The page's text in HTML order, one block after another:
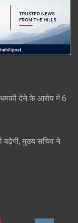
धमकी देने के आरोप में 6
बढ़ेगी, मुख्य सचिव ने